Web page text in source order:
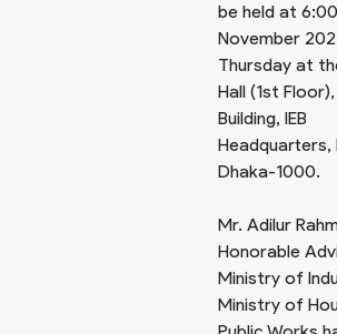
be held at
November
Thursday at
Hall (1st
Building, IEB
Headquarters,
Dhaka-1000.
Mr. Adilur
Honorable
Ministry of
Ministry of